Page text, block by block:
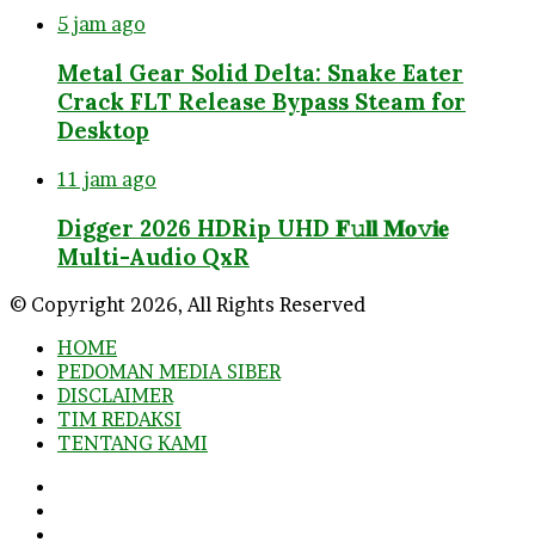
5 jam ago
Metal Gear Solid Delta: Snake Eater
Crack FLT Release Bypass Steam for
Desktop
11 jam ago
Digger 2026 HDRip UHD 𝐅𝚞𝐥𝐥 𝐌𝐨𝚟𝐢𝐞
Multi-Audio QxR
© Copyright 2026, All Rights Reserved
HOME
PEDOMAN MEDIA SIBER
DISCLAIMER
TIM REDAKSI
TENTANG KAMI